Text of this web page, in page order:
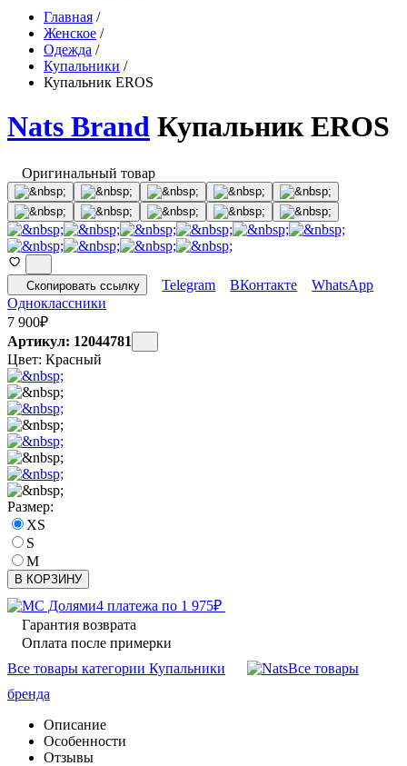
Главная /
Женское /
Одежда /
Купальники /
Купальник EROS
Nats Brand Купальник EROS
Оригинальный товар
Скопировать ссылку Telegram ВКонтакте
WhatsApp
Одноклассники
7 900₽
Артикул: 12044781
Цвет: Красный
Размер:
XS
S
M
В КОРЗИНУ
4 платежа по 1 975₽
Гарантия возврата
Оплата после примерки
Все товары категории Купальники
Все товары
бренда
Описание
Особенности
Отзывы